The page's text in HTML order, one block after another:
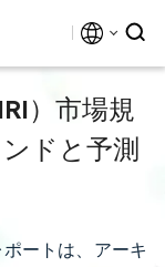
）市場規
ドと予測
ートは、アーキ